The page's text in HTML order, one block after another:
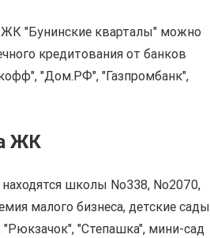
ЖК "Бунинские кварталы" можно
кредитования от банков
"Дом.РФ", "Газпромбанк",
ЖК
школы No338, No2070,
малого бизнеса, детские сады
"Степашка", мини-сад